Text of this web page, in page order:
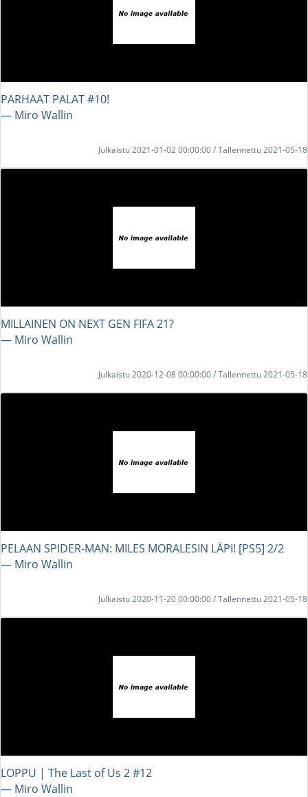
PARHAAT PALAT #10!
― Miro Wallin
Julkaistu 2021-01-02 00:00:00 / Tallennettu 2021-05-18
MILLAINEN ON NEXT GEN FIFA 21?
― Miro Wallin
Julkaistu 2020-12-08 00:00:00 / Tallennettu 2021-05-18
PELAAN SPIDER-MAN: MILES MORALESIN LÄPI! [PS5] 2/2
― Miro Wallin
Julkaistu 2020-11-20 00:00:00 / Tallennettu 2021-05-18
LOPPU | The Last of Us 2 #12
― Miro Wallin